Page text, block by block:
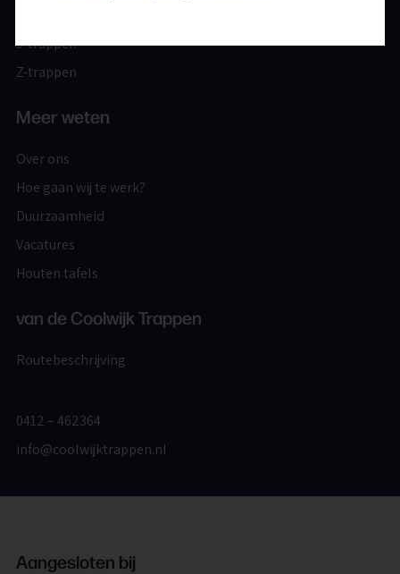
S-trappen
Z-trappen
Meer weten
Over ons
Hoe gaan wij te werk?
Duurzaamheid
Vacatures
Houten tafels
van de Coolwijk Trappen
Routebeschrijving
0412 – 462364
info@coolwijktrappen.nl
Aangesloten bij